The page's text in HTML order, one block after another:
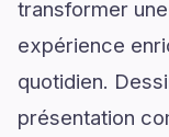
transformer
expérience
quotidien.
présentation